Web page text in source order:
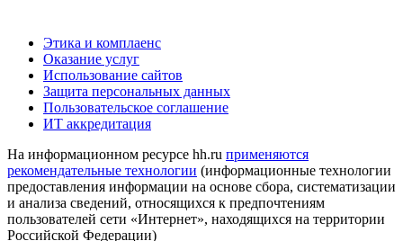
Этика и комплаенс
Оказание услуг
Использование сайтов
Защита персональных данных
Пользовательское соглашение
ИТ аккредитация
На информационном ресурсе hh.ru применяются
рекомендательные технологии (информационные технологии
предоставления информации на основе сбора, систематизации
и анализа сведений, относящихся к предпочтениям
пользователей сети «Интернет», находящихся на территории
Российской Федерации)